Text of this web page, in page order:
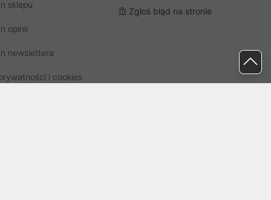
sklepu
opinii
newslettera
i cookies
Zgłoś błąd na stronie